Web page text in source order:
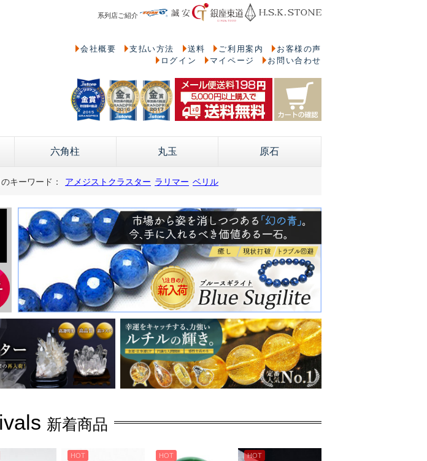
系列店ご紹介
会社概要 支払い方法 送料 ご利用案内
お客様の声
ログイン
マイページ お問い合わせ
六角柱 丸玉 原石
キーワード： アメジストクラスター ラリマー ベリル